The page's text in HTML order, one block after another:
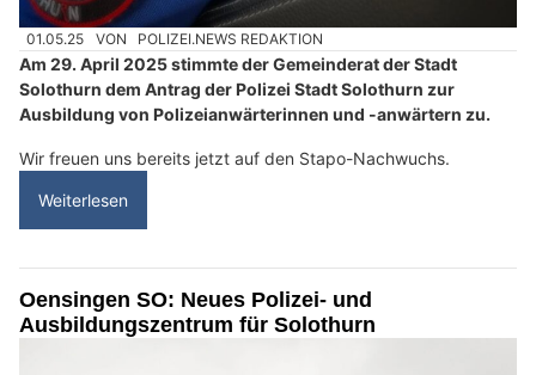
01.05.25 VON POLIZEI.NEWS REDAKTION
Am 29. April 2025 stimmte der Gemeinderat der Stadt
Solothurn dem Antrag der Polizei Stadt Solothurn zur
Ausbildung von Polizeianwärterinnen und -anwärtern zu.
Wir freuen uns bereits jetzt auf den Stapo-Nachwuchs.
Weiterlesen
Oensingen SO: Neues Polizei- und
Ausbildungszentrum für Solothurn